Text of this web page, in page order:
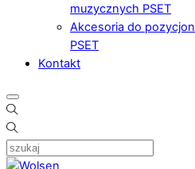
muzycznych PSET
Akcesoria do
PSET
Kontakt